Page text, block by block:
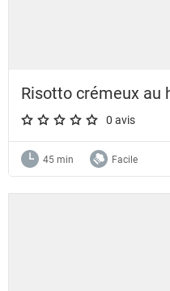
Risotto crémeux au
A star rating of 0 out of 5.
0 avis
45 min Facile